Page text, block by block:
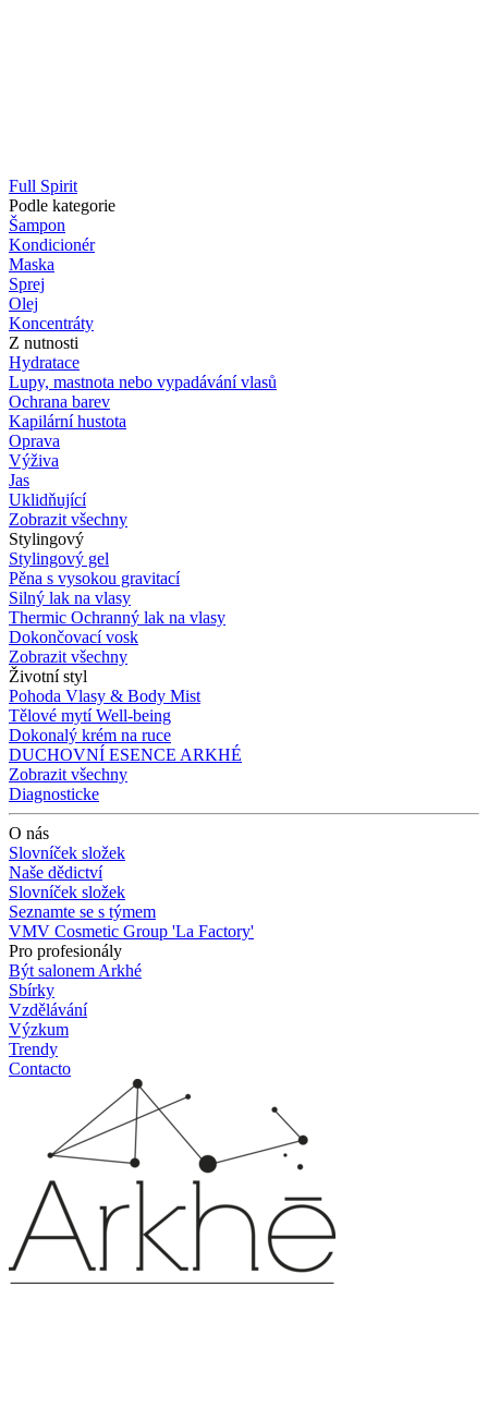
Full Spirit
Podle kategorie
Šampon
Kondicionér
Maska
Sprej
Olej
Koncentráty
Z nutnosti
Hydratace
Lupy, mastnota nebo vypadávání vlasů
Ochrana barev
Kapilární hustota
Oprava
Výživa
Jas
Uklidňující
Zobrazit všechny
Stylingový
Stylingový gel
Pěna s vysokou gravitací
Silný lak na vlasy
Thermic Ochranný lak na vlasy
Dokončovací vosk
Zobrazit všechny
Životní styl
Pohoda Vlasy & Body Mist
Tělové mytí Well-being
Dokonalý krém na ruce
DUCHOVNÍ ESENCE ARKHÉ
Zobrazit všechny
Diagnosticke
O nás
Slovníček složek
Naše dědictví
Slovníček složek
Seznamte se s týmem
VMV Cosmetic Group 'La Factory'
Pro profesionály
Být salonem Arkhé
Sbírky
Vzdělávání
Výzkum
Trendy
Contacto